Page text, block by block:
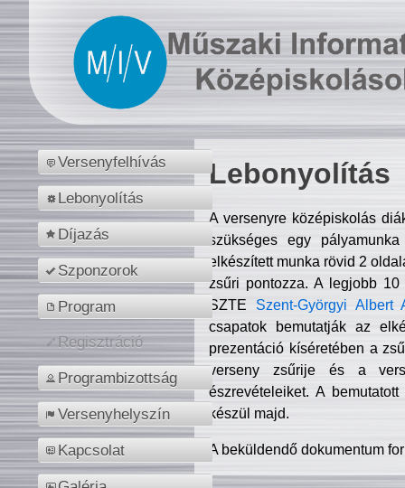
Versenyfelhívás
Lebonyolítás
Díjazás
Szponzorok
Program
Regisztráció
Programbizottság
Versenyhelyszín
Kapcsolat
Lebonyolítás
A versenyre középiskolás
szükséges egy
elkészített munka rövid 2
zsűri pontozza. A legjobb
SZTE Szent-Györgyi Albert
csapatok bemutatják az
prezentáció kíséretében a
verseny zsűrije és a
észrevételeiket. A
készül majd.
A beküldendő dokumentum